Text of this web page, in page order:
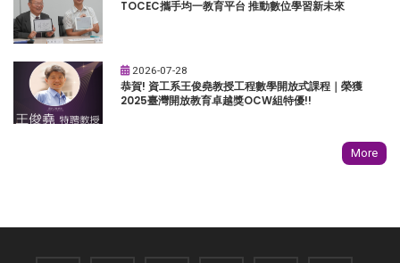
TOCEC攜手均一教育平台 推動數位學習新未來
2026-07-28
恭賀! 資工系王俊堯教授工程數學開放式課程｜榮獲
2025臺灣開放教育卓越獎OCW組特優!!
More